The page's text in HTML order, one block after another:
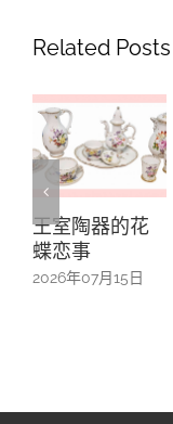
Related Posts
又热又湿，身
体吃不消
2026年07月15日